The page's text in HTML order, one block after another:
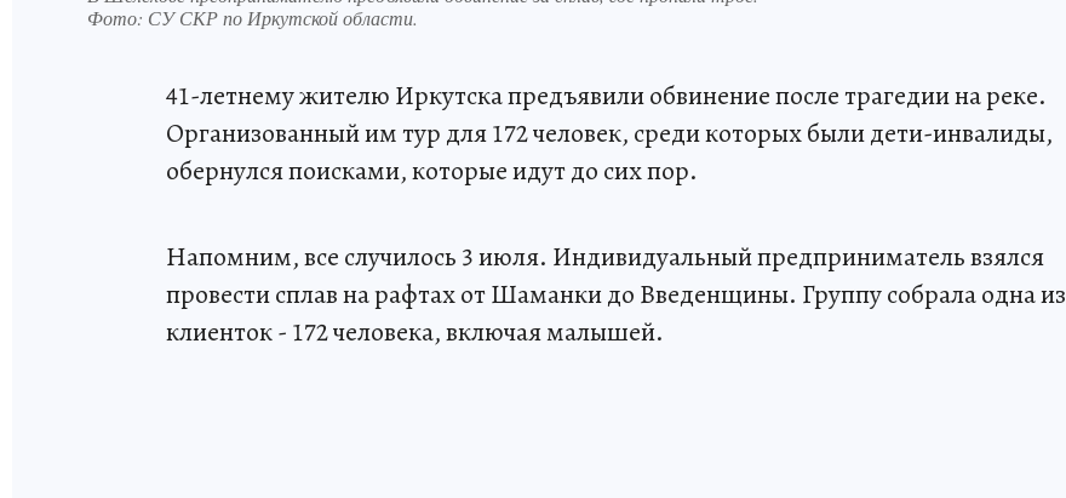
Фото: СУ СКР по Иркутской области.
41-летнему жителю Иркутска предъявили обвинение после трагедии на реке.
Организованный им тур для 172 человек, среди которых были дети-инвалиды,
обернулся поисками, которые идут до сих пор.
Напомним, все случилось 3 июля. Индивидуальный предприниматель взялся
провести сплав на рафтах от Шаманки до Введенщины. Группу собрала одна из
клиенток - 172 человека, включая малышей.